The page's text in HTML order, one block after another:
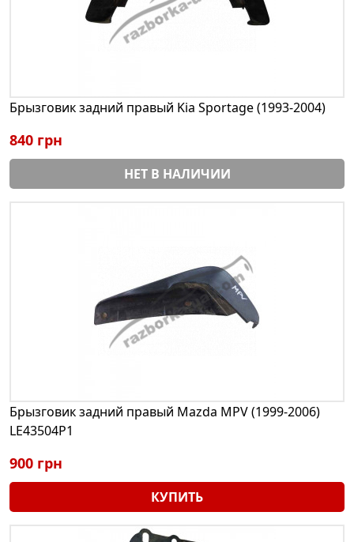
Брызговик задний правый Kia Sportage (1993-2004)
840 грн
НЕТ В НАЛИЧИИ
Брызговик задний правый Mazda MPV (1999-2006)
LE43504P1
900 грн
КУПИТЬ